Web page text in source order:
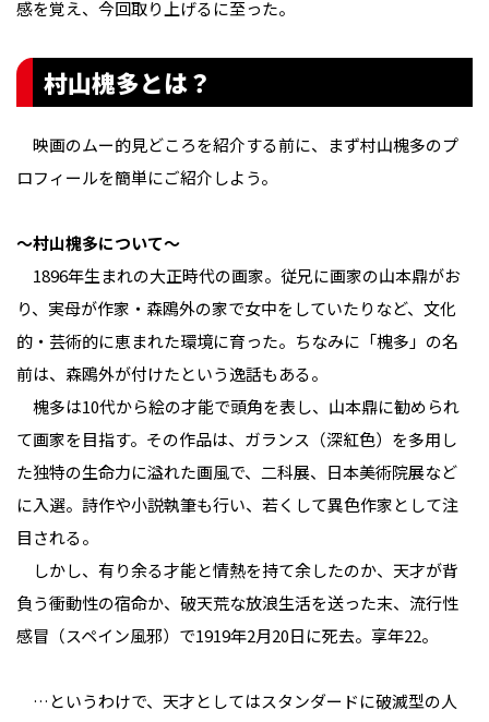
感を覚え、今回取り上げるに至った。
村山槐多とは？
映画のムー的見どころを紹介する前に、まず村山槐多のプ
ロフィールを簡単にご紹介しよう。
〜村山槐多について〜
1896年生まれの大正時代の画家。従兄に画家の山本鼎がお
り、実母が作家・森鴎外の家で女中をしていたりなど、文化
的・芸術的に恵まれた環境に育った。ちなみに「槐多」の名
前は、森鴎外が付けたという逸話もある。
槐多は10代から絵の才能で頭角を表し、山本鼎に勧められ
て画家を目指す。その作品は、ガランス（深紅色）を多用し
た独特の生命力に溢れた画風で、二科展、日本美術院展など
に入選。詩作や小説執筆も行い、若くして異色作家として注
目される。
しかし、有り余る才能と情熱を持て余したのか、天才が背
負う衝動性の宿命か、破天荒な放浪生活を送った末、流行性
感冒（スペイン風邪）で1919年2月20日に死去。享年22。
…というわけで、天才としてはスタンダードに破滅型の人